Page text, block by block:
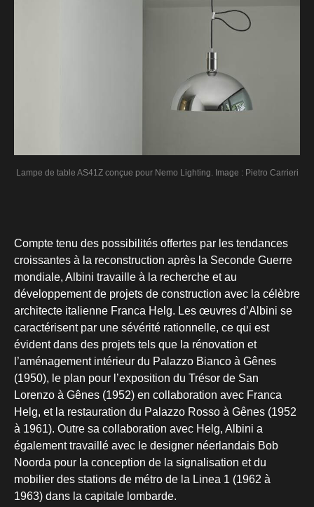
Lampe de table AS41Z conçue pour Nemo Lighting. Image : Pietro Carrieri
Compte tenu des possibilités offertes par les tendances
croissantes à la reconstruction après la Seconde Guerre
mondiale, Albini travaille à la recherche et au
développement de projets de construction avec la célèbre
architecte italienne Franca Helg. Les œuvres d’Albini se
caractérisent par une sévérité rationnelle, ce qui est
évident dans des projets tels que la rénovation et
l’aménagement intérieur du Palazzo Bianco à Gênes
(1950), le plan pour l’exposition du Trésor de San
Lorenzo à Gênes (1952) en collaboration avec Franca
Helg, et la restauration du Palazzo Rosso à Gênes (1952
à 1961). Outre sa collaboration avec Helg, Albini a
également travaillé avec le designer néerlandais Bob
Noorda pour la conception de la signalisation et du
mobilier des stations de métro de la Linea 1 (1962 à
1963) dans la capitale lombarde.